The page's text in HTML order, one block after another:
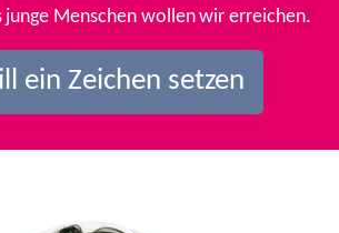
junge Menschen wollen wir erreichen.
ein Zeichen setzen